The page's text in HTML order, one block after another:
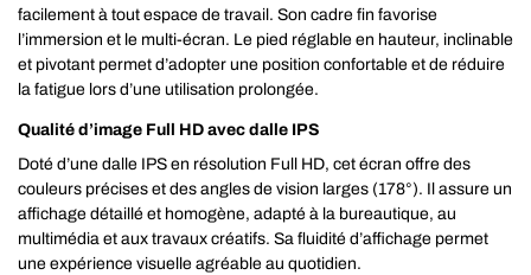
facilement à tout espace de travail. Son cadre fin favorise
l’immersion et le multi-écran. Le pied réglable en hauteur, inclinable
et pivotant permet d’adopter une position confortable et de réduire
la fatigue lors d’une utilisation prolongée.
Qualité d’image Full HD avec dalle IPS
Doté d’une dalle IPS en résolution Full HD, cet écran offre des
couleurs précises et des angles de vision larges (178°). Il assure un
affichage détaillé et homogène, adapté à la bureautique, au
multimédia et aux travaux créatifs. Sa fluidité d’affichage permet
une expérience visuelle agréable au quotidien.